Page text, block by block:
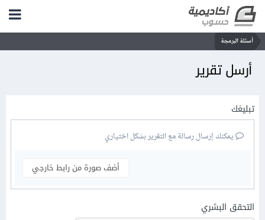
أسئلة البرمجة
أرسل تقرير
تبليغك
يمكنك إرسال رسالة مع التقرير بشكل اختياري
أضف صورة من رابط خارجي
التحقق البشري